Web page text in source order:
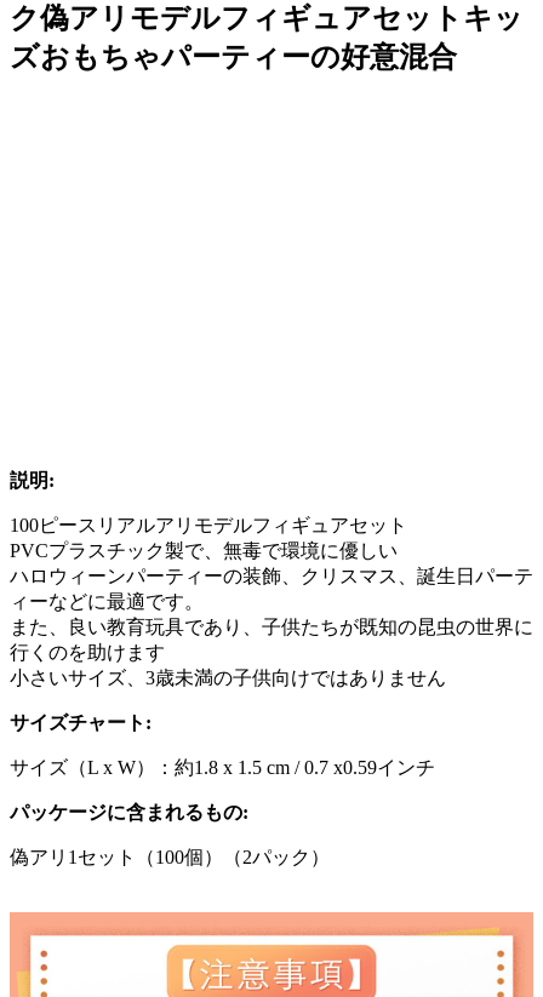
ク偽アリモデルフィギュアセットキッ
ズおもちゃパーティーの好意混合
説明:
100ピースリアルアリモデルフィギュアセット
PVCプラスチック製で、無毒で環境に優しい
ハロウィーンパーティーの装飾、クリスマス、誕生日パーテ
ィーなどに最適です。
また、良い教育玩具であり、子供たちが既知の昆虫の世界に
行くのを助けます
小さいサイズ、3歳未満の子供向けではありません
サイズチャート:
サイズ（L x W）：約1.8 x 1.5 cm / 0.7 x0.59インチ
パッケージに含まれるもの:
偽アリ1セット（100個）（2パック）